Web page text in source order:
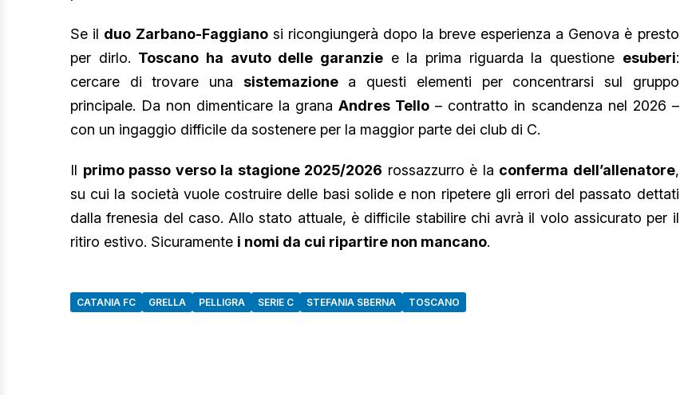
Se il duo Zarbano-Faggianosi ricongiungerà dopo la breve esperienza a Genova è presto
per dirlo. Toscano ha avuto delle garanzie e la prima riguarda la questione esuberi:
cercare di trovare una sistemazionea questi elementi per concentrarsi sul gruppo
principale. Da non dimenticare la granaAndres Tello – contratto in scandenza nel 2026 –
con un ingaggio difficile da sostenere per la maggior parte dei club di C.
Il primo passo verso la stagione 2025/2026 rossazzurro è la conferma dell’allenatore,
su cui la società vuole costruire delle basi solide e non ripetere gli errori del passato dettati
dalla frenesia del caso. Allo stato attuale, è difficile stabilire chi avrà il volo assicurato per il
ritiro estivo. Sicuramente i nomi da cui ripartire non mancano.
CATANIA FC GRELLA PELLIGRA SERIE C STEFANIA SBERNA TOSCANO